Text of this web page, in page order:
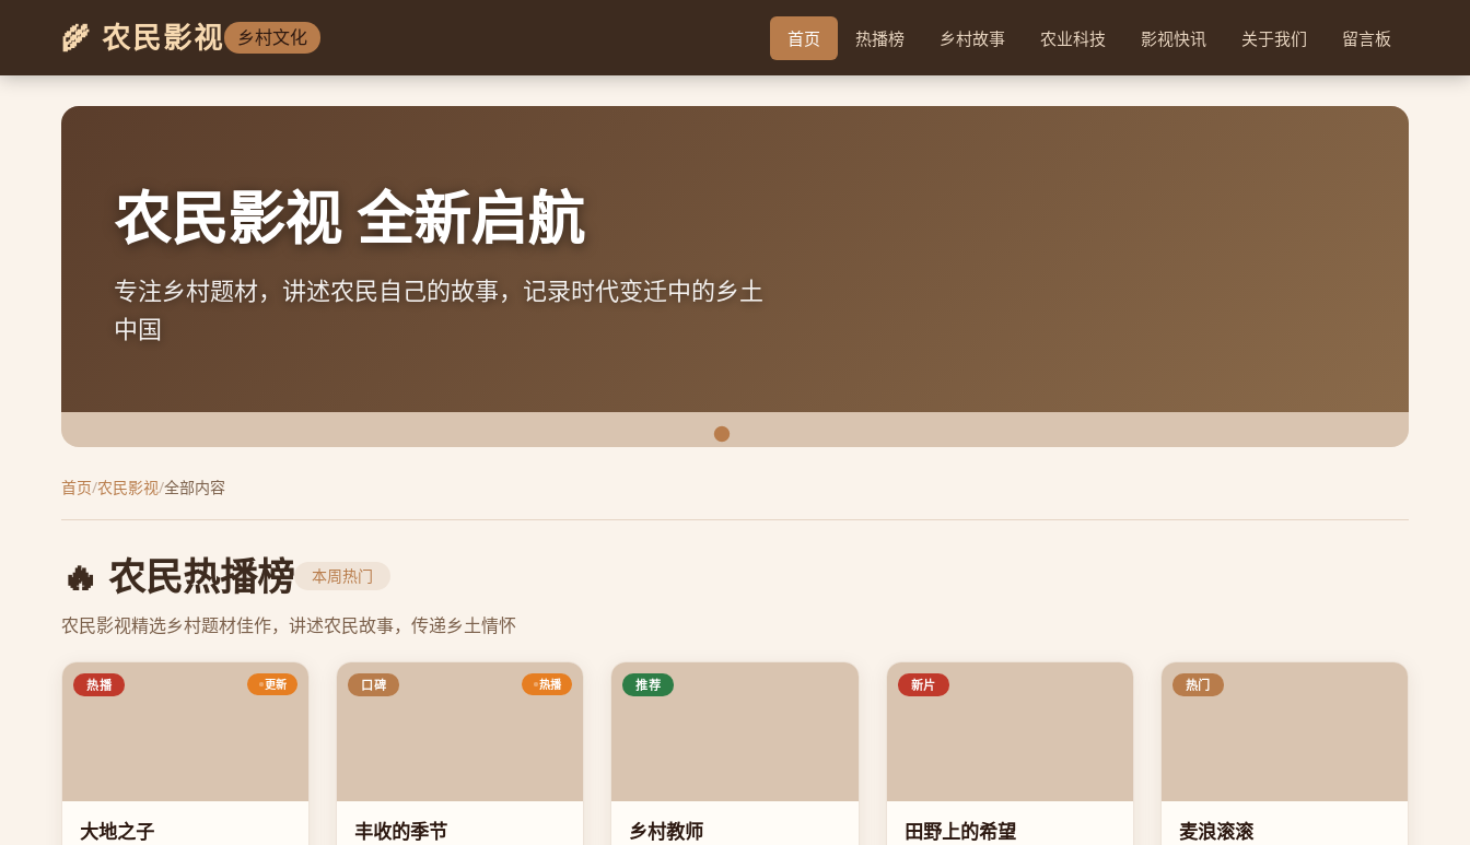
🌾 农民影视 乡村文化 首页 热播榜 乡村故事 农业科技 影视快讯 关于我们 留言板
丰收的季节
记录农村秋收的壮丽画卷，感受大地馈赠的喜悦与感动
首页/农民影视/全部内容
🔥 农民热播榜 本周热门
农民影视精选乡村题材佳作，讲述农民故事，传递乡土情怀
热播 更新
大地之子
口碑 热播
丰收的季节
推荐
乡村教师
新片
田野上的希望
热门
麦浪滚滚